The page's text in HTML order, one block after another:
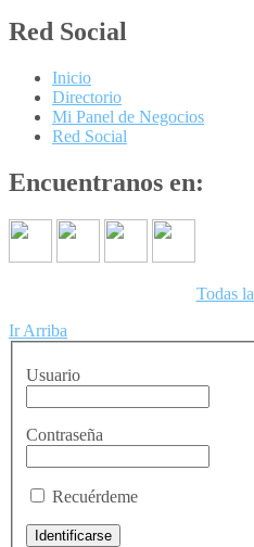
Red Social
Inicio
Directorio
Mi Panel de Negocios
Red Social
Encuentranos en:
Todas
Ir Arriba
Usuario
Contraseña
Recuérdeme